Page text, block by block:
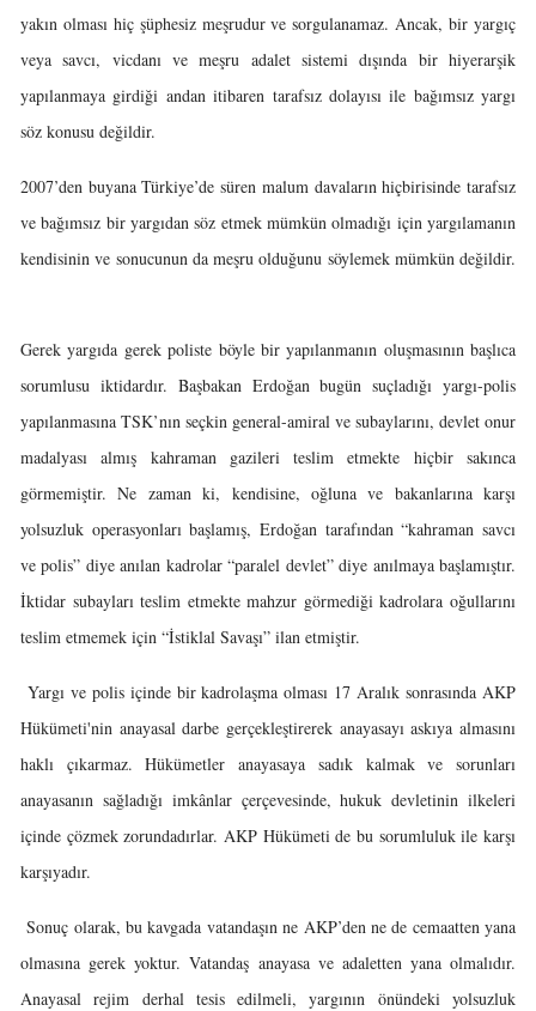
yakın olması hiç şüphesiz meşrudur ve sorgulanamaz. Ancak, bir yargıç
veya savcı, vicdanı ve meşru adalet sistemi dışında bir hiyerarşik
yapılanmaya girdiği andan itibaren tarafsız dolayısı ile bağımsız yargı
söz konusu değildir.
2007’den buyana Türkiye’de süren malum davaların hiçbirisinde tarafsız
ve bağımsız bir yargıdan söz etmek mümkün olmadığı için yargılamanın
kendisinin ve sonucunun da meşru olduğunu söylemek mümkün değildir.
Gerek yargıda gerek poliste böyle bir yapılanmanın oluşmasının başlıca
sorumlusu iktidardır. Başbakan Erdoğan bugün suçladığı yargı-polis
yapılanmasına TSK’nın seçkin general-amiral ve subaylarını, devlet onur
madalyası almış kahraman gazileri teslim etmekte hiçbir sakınca
görmemiştir. Ne zaman ki, kendisine, oğluna ve bakanlarına karşı
yolsuzluk operasyonları başlamış, Erdoğan tarafından “kahraman savcı
ve polis” diye anılan kadrolar “paralel devlet” diye anılmaya başlamıştır.
İktidar subayları teslim etmekte mahzur görmediği kadrolara oğullarını
teslim etmemek için “İstiklal Savaşı” ilan etmiştir.
Yargı ve polis içinde bir kadrolaşma olması 17 Aralık sonrasında AKP
Hükümeti'nin anayasal darbe gerçekleştirerek anayasayı askıya almasını
haklı çıkarmaz. Hükümetler anayasaya sadık kalmak ve sorunları
anayasanın sağladığı imkânlar çerçevesinde, hukuk devletinin ilkeleri
içinde çözmek zorundadırlar. AKP Hükümeti de bu sorumluluk ile karşı
karşıyadır.
Sonuç olarak, bu kavgada vatandaşın ne AKP’den ne de cemaatten yana
olmasına gerek yoktur. Vatandaş anayasa ve adaletten yana olmalıdır.
Anayasal rejim derhal tesis edilmeli, yargının önündeki yolsuzluk